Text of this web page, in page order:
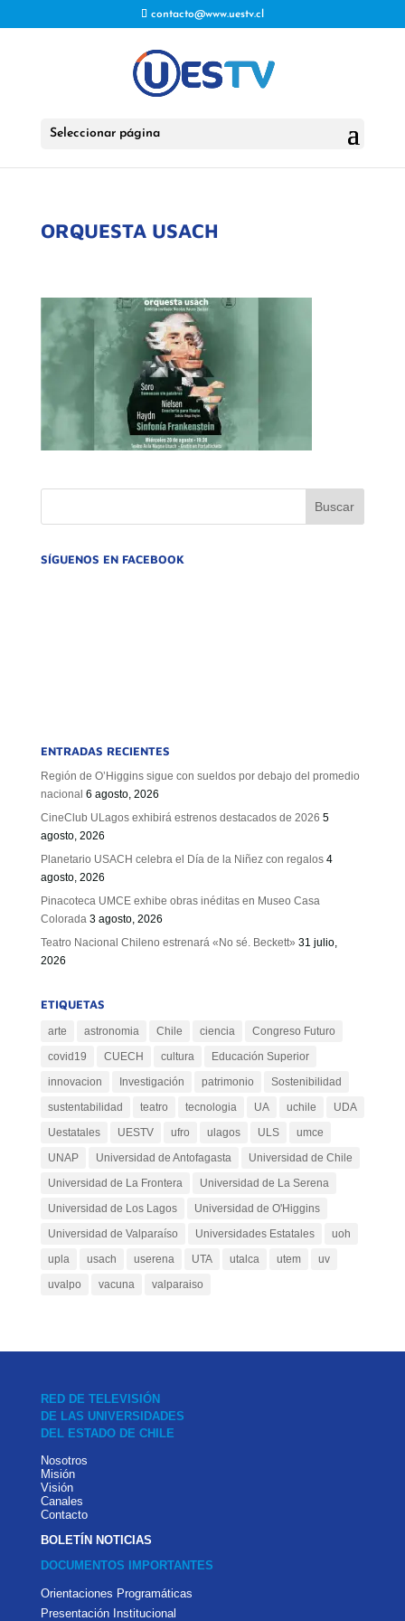
contacto@www.uestv.cl
Seleccionar página
ORQUESTA USACH
SÍGUENOS EN FACEBOOK
ENTRADAS RECIENTES
Región de O’Higgins sigue con sueldos por debajo del promedio
nacional 6 agosto, 2026
CineClub ULagos exhibirá estrenos destacados de 2026 5
agosto, 2026
Planetario USACH celebra el Día de la Niñez con regalos 4
agosto, 2026
Pinacoteca UMCE exhibe obras inéditas en Museo Casa
Colorada 3 agosto, 2026
Teatro Nacional Chileno estrenará «No sé. Beckett» 31 julio,
2026
ETIQUETAS
arte astronomia Chile ciencia
Congreso Futuro
covid19
CUECH cultura
Educación Superior
innovacion
Investigación patrimonio
Sostenibilidad
sustentabilidad
teatro tecnologia UA uchile
UDA
Uestatales
UESTV ufro ulagos ULS
umce
UNAP
Universidad de Antofagasta
Universidad de Chile
Universidad de La Frontera
Universidad de La Serena
Universidad de Los Lagos
Universidad de O'Higgins
Universidad de Valparaíso
Universidades Estatales
uoh
upla
usach userena UTA utalca utem
uv
uvalpo
vacuna valparaiso
RED DE TELEVISIÓN
DE LAS UNIVERSIDADES
DEL ESTADO DE CHILE
Nosotros
Misión
Visión
Canales
Contacto
BOLETÍN NOTICIAS
DOCUMENTOS IMPORTANTES
Orientaciones Programáticas
Presentación Institucional